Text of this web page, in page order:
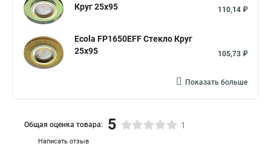
Круг 25x95
110,14 ₽
Ecola FP1650EFF Стекло Круг
25x95
105,73 ₽
Показать больше
Написать отзыв
Общая оценка товара: 5 1